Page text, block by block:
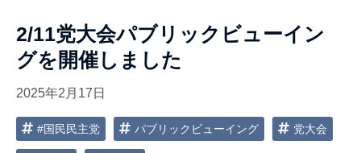
2/11党大会パブリックビューイン
グを開催しました
2025年2月17日
#国民民主党 パブリックビューイング 党大会